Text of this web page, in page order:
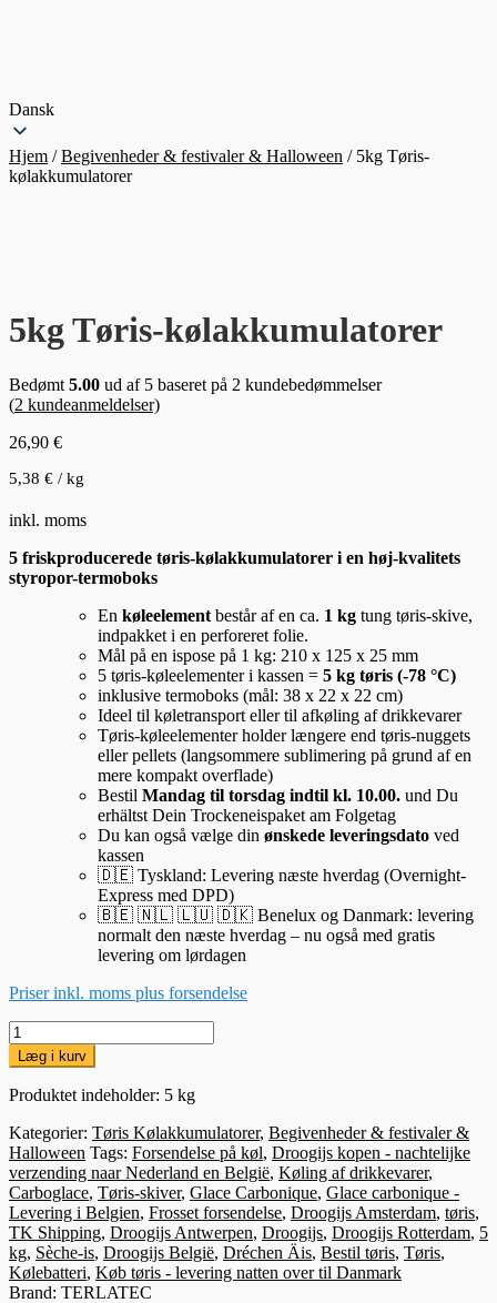
Dansk
Hjem /Begivenheder & festivaler & Halloween / 5kg Tøris-
kølakkumulatorer
5kg Tøris-kølakkumulatorer
Bedømt 5.00 ud af 5 baseret på 2 kundebedømmelser
(2 kundeanmeldelser)
26,90 €
5,38 € / kg
inkl. moms
5 friskproducerede tøris-kølakkumulatorer i en høj-kvalitets
styropor-termoboks
En køleelement består af en ca. 1 kg tung tøris-skive,
indpakket i en perforeret folie.
Mål på en ispose på 1 kg: 210 x 125 x 25 mm
5 tøris-køleelementer i kassen = 5 kg tøris (-78 °C)
inklusive termoboks (mål: 38 x 22 x 22 cm)
Ideel til køletransport eller til afkøling af drikkevarer
Tøris-køleelementer holder længere end tøris-nuggets
eller pellets (langsommere sublimering på grund af en
mere kompakt overflade)
Bestil Mandag til torsdag indtil kl. 10.00. und Du
erhältst Dein Trockeneispaket am Folgetag
Du kan også vælge din ønskede leveringsdato ved
kassen
🇩🇪 Tyskland: Levering næste hverdag (Overnight-
Express med DPD)
🇧🇪 🇳🇱 🇱🇺 🇩🇰 Benelux og Danmark: levering
normalt den næste hverdag – nu også med gratis
levering om lørdagen
Priser inkl. moms plus forsendelse
5kg
Trockeneis
Kühlakkus
mængde
Læg i kurv
Produktet indeholder: 5 kg
Kategorier: Tøris Kølakkumulatorer, Begivenheder & festivaler &
Halloween Tags: Forsendelse på køl, Droogijs kopen - nachtelijke
verzending naar Nederland en België, Køling af drikkevarer,
Carboglace, Tøris-skiver, Glace Carbonique, Glace carbonique -
Levering i Belgien, Frosset forsendelse, Droogijs Amsterdam, tøris,
TK Shipping, Droogijs Antwerpen, Droogijs, Droogijs Rotterdam, 5
kg, Sèche-is, Droogijs België, Dréchen Äis, Bestil tøris, Tøris,
Kølebatteri, Køb tøris - levering natten over til Danmark
Brand: TERLATEC